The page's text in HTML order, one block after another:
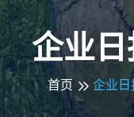
企业日
首页 企业日